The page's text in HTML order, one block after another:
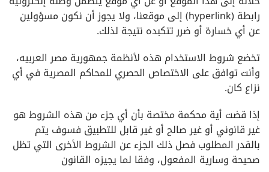
رابطة (hyperlink) إلى موقعنا، ولا يجوز أن نكون مسؤولين
عن أي خسارة أو ضرر تتكبده نتيجة لذلك.
تخضع شروط الاستخدام هذه لأنظمة جمهورية مصر العربيه،
وأنت توافق على الاختصاص الحصري للمحاكم المصرية في أي
نزاع كان.
إذا قضت أية محكمة مختصة بأن أي جزء من هذه الشروط هو
غير قانوني أو غير صالح أو غير قابل للتطبيق فسوف يتم
بالقدر المطلوب فصل ذلك الجزء عن الشروط الأخرى التي تظل
صحيحة وسارية المفعول، وفقا لما يجيزه القانون